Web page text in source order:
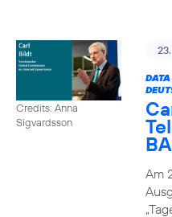
Credits: Anna
Sigvardsson
Am